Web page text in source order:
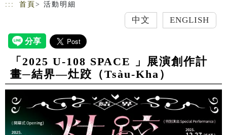
::: 首頁 > 活動明細
中文 ENGLISH
「2025 U-108 SPACE 」展演創作計
畫─結界—灶跤（Tsàu-Kha）